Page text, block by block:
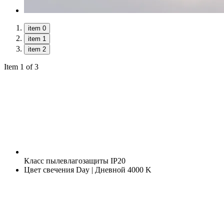
item 0
item 1
item 2
Item 1 of 3
Класс пылевлагозащиты IP20
Цвет свечения Day | Дневной 4000 K